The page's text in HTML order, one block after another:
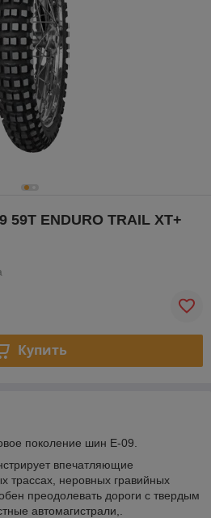
59T ENDURO TRAIL XT+
Купить
поколение шин E-09.
впечатляющие
трассах, неровных гравийных
преодолевать дороги с твердым
автомагистрали,.